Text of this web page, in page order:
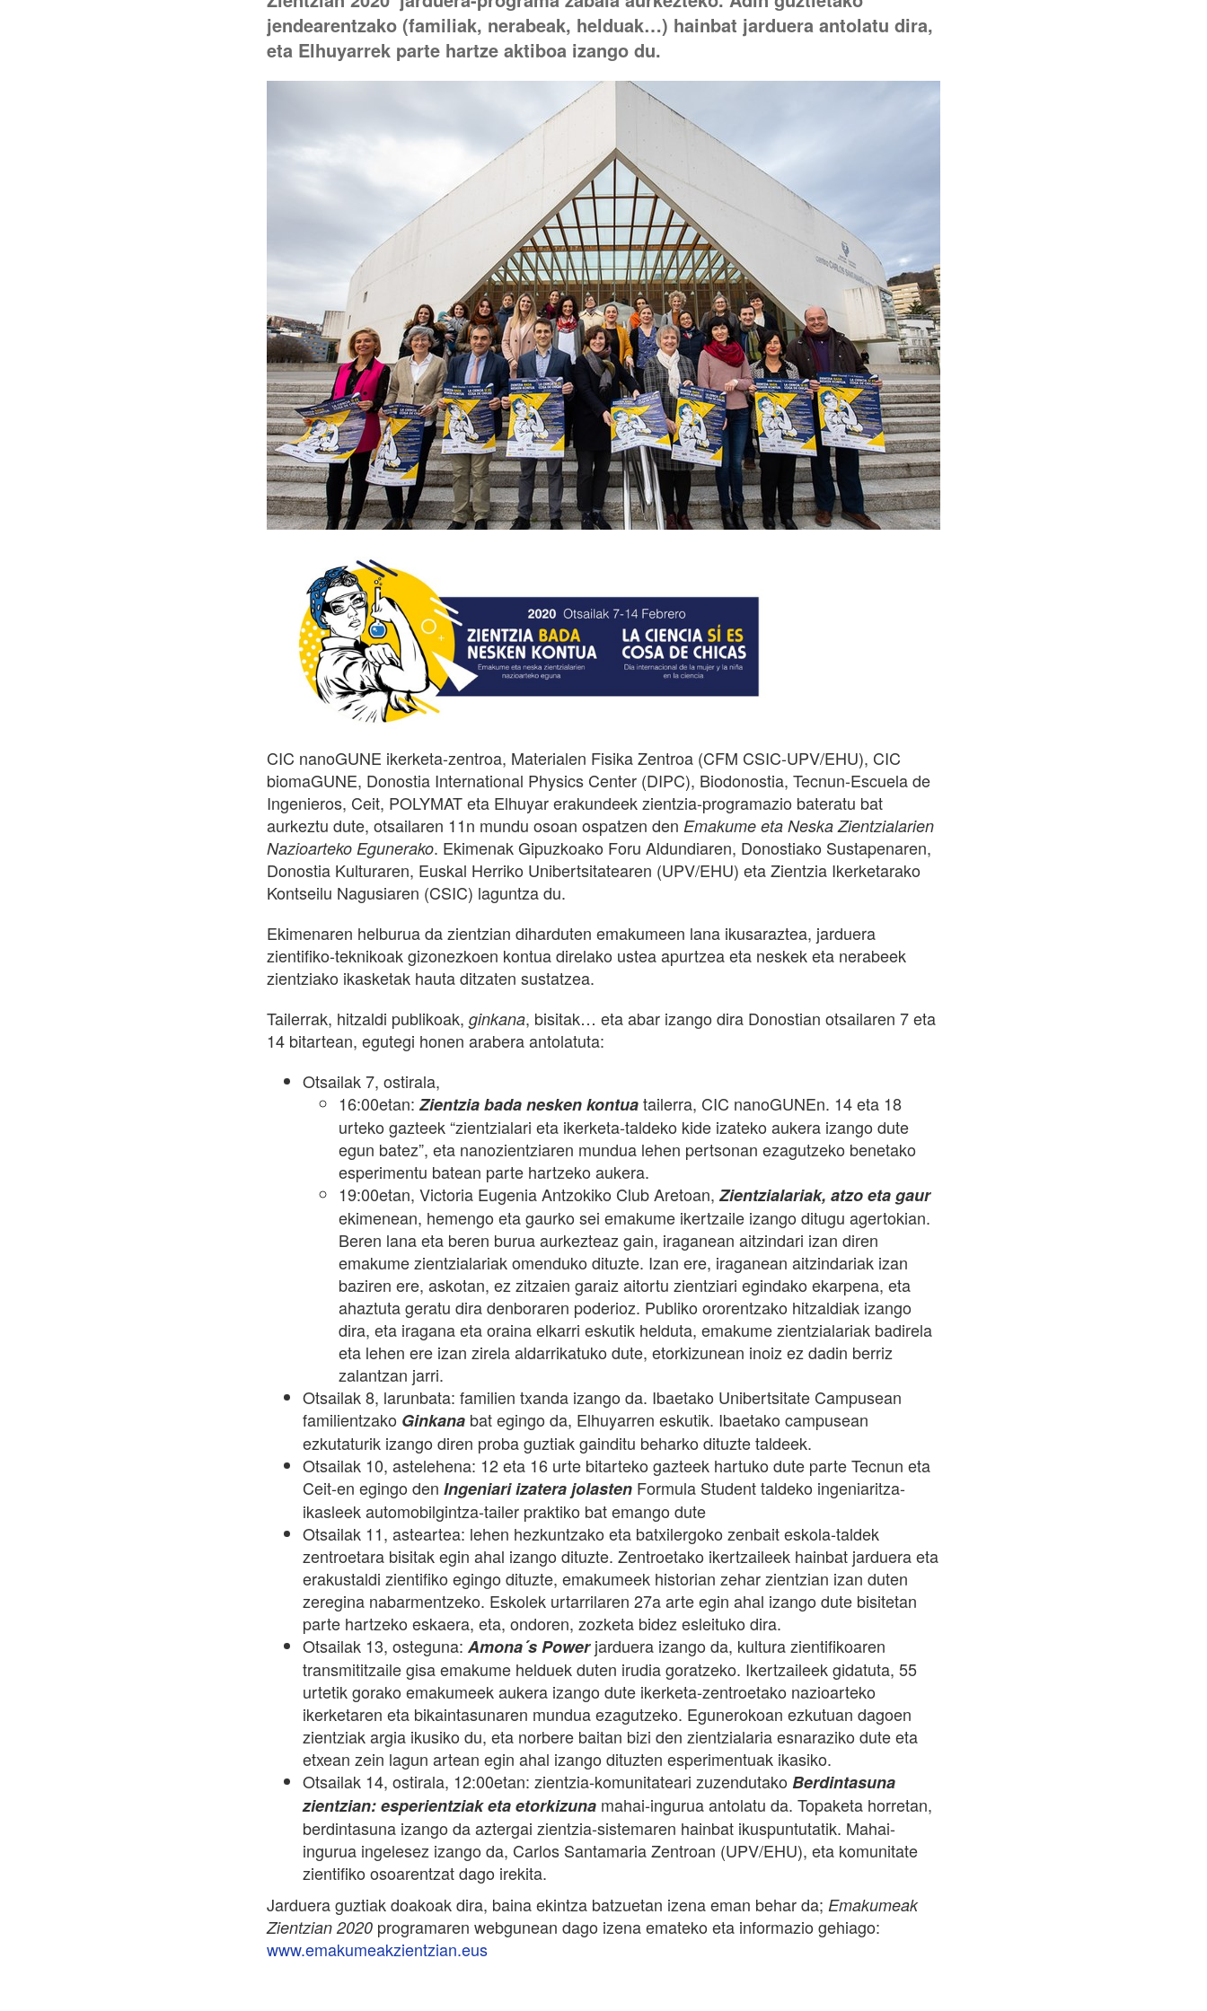
jendearentzako (familiak, nerabeak, helduak…) hainbat jarduera antolatu dira,
eta Elhuyarrek parte hartze aktiboa izango du.
CIC nanoGUNE ikerketa-zentroa, Materialen Fisika Zentroa (CFM CSIC-UPV/EHU), CIC
biomaGUNE, Donostia International Physics Center (DIPC), Biodonostia, Tecnun-Escuela de
Ingenieros, Ceit, POLYMAT eta Elhuyar erakundeek zientzia-programazio bateratu bat
aurkeztu dute, otsailaren 11n mundu osoan ospatzen den Emakume eta Neska Zientzialarien
Nazioarteko Egunerako. Ekimenak Gipuzkoako Foru Aldundiaren, Donostiako Sustapenaren,
Donostia Kulturaren, Euskal Herriko Unibertsitatearen (UPV/EHU) eta Zientzia Ikerketarako
Kontseilu Nagusiaren (CSIC) laguntza du.
Ekimenaren helburua da zientzian diharduten emakumeen lana ikusaraztea, jarduera
zientifiko-teknikoak gizonezkoen kontua direlako ustea apurtzea eta neskek eta nerabeek
zientziako ikasketak hauta ditzaten sustatzea.
Tailerrak, hitzaldi publikoak, ginkana, bisitak… eta abar izango dira Donostian otsailaren 7 eta
14 bitartean, egutegi honen arabera antolatuta:
Otsailak 7, ostirala,
16:00etan: Zientzia bada nesken kontuatailerra, CIC nanoGUNEn. 14 eta 18
urteko gazteek “zientzialari eta ikerketa-taldeko kide izateko aukera izango dute
egun batez”, eta nanozientziaren mundua lehen pertsonan ezagutzeko benetako
esperimentu batean parte hartzeko aukera.
19:00etan, Victoria Eugenia Antzokiko Club Aretoan, Zientzialariak, atzo eta gaur
ekimenean, hemengo eta gaurko sei emakume ikertzaile izango ditugu agertokian.
Beren lana eta beren burua aurkezteaz gain, iraganean aitzindari izan diren
emakume zientzialariak omenduko dituzte. Izan ere, iraganean aitzindariak izan
baziren ere, askotan, ez zitzaien garaiz aitortu zientziari egindako ekarpena, eta
ahaztuta geratu dira denboraren poderioz. Publiko ororentzako hitzaldiak izango
dira, eta iragana eta oraina elkarri eskutik helduta, emakume zientzialariak badirela
eta lehen ere izan zirela aldarrikatuko dute, etorkizunean inoiz ez dadin berriz
zalantzan jarri.
Otsailak 8, larunbata: familien txanda izango da. Ibaetako Unibertsitate Campusean
familientzako Ginkana bat egingo da, Elhuyarren eskutik. Ibaetako campusean
ezkutaturik izango diren proba guztiak gainditu beharko dituzte taldeek.
Otsailak 10, astelehena: 12 eta 16 urte bitarteko gazteek hartuko dute parte Tecnun eta
Ceit-en egingo den Ingeniari izatera jolasten Formula Student taldeko ingeniaritza-
ikasleek automobilgintza-tailer praktiko bat emango dute
Otsailak 11, asteartea: lehen hezkuntzako eta batxilergoko zenbait eskola-taldek
zentroetara bisitak egin ahal izango dituzte. Zentroetako ikertzaileek hainbat jarduera eta
erakustaldi zientifiko egingo dituzte, emakumeek historian zehar zientzian izan duten
zeregina nabarmentzeko. Eskolek urtarrilaren 27a arte egin ahal izango dute bisitetan
parte hartzeko eskaera, eta, ondoren, zozketa bidez esleituko dira.
Otsailak 13, osteguna: Amona´s Powerjarduera izango da, kultura zientifikoaren
transmititzaile gisa emakume helduek duten irudia goratzeko. Ikertzaileek gidatuta, 55
urtetik gorako emakumeek aukera izango dute ikerketa-zentroetako nazioarteko
ikerketaren eta bikaintasunaren mundua ezagutzeko. Egunerokoan ezkutuan dagoen
zientziak argia ikusiko du, eta norbere baitan bizi den zientzialaria esnaraziko dute eta
etxean zein lagun artean egin ahal izango dituzten esperimentuak ikasiko.
Otsailak 14, ostirala, 12:00etan: zientzia-komunitateari zuzendutako Berdintasuna
zientzian: esperientziak eta etorkizuna mahai-ingurua antolatu da. Topaketa horretan,
berdintasuna izango da aztergai zientzia-sistemaren hainbat ikuspuntutatik. Mahai-
ingurua ingelesez izango da, Carlos Santamaria Zentroan (UPV/EHU), eta komunitate
zientifiko osoarentzat dago irekita.
Jarduera guztiak doakoak dira, baina ekintza batzuetan izena eman behar da; Emakumeak
Zientzian 2020 programaren webgunean dago izena emateko eta informazio gehiago:
www.emakumeakzientzian.eus